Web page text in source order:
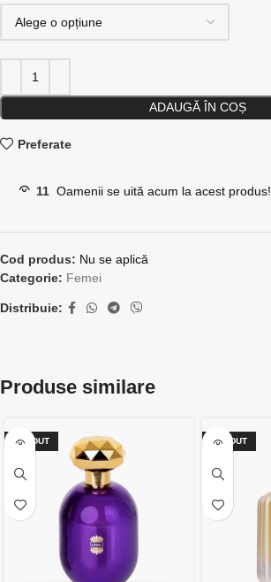
ADAUGĂ ÎN COȘ
Preferate
11 Oamenii se uită acum la acest produs!
Cod produs: Nu se aplică
Categorie: Femei
Distribuie:
Produse similare
VÂNDUT VÂNDUT